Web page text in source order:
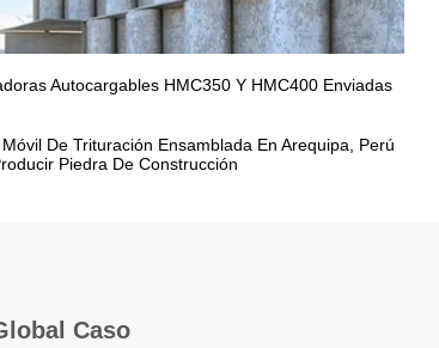
Autocargables HMC350 Y HMC400 Enviadas
De Trituración Ensamblada En Arequipa, Perú
Piedra De Construcción
Caso